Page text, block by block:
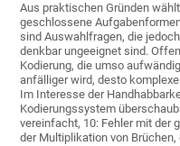
Aus praktischen Gründen
geschlossene
sind Auswahlfragen, die
denkbar ungeeignet sind.
Kodierung, die umso
anfälliger wird, desto
Im Interesse der
Kodierungssystem
vereinfacht, 10: Fehler mit der
der Multiplikation von Brüchen,